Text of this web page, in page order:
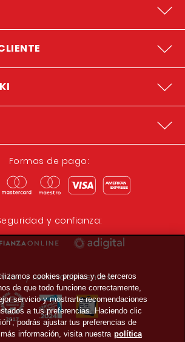
Formas de pago:
y confianza:
y reconocimientos:
cookies propias y de terceros
de que todo funcione correctamente,
servicio y mostrarte recomendaciones
a tus preferencias. Haciendo clic
podrás ajustar tus preferencias de
información, visita nuestra política